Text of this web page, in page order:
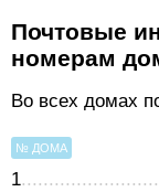
Почтовые
номерам
Во всех домах
№ ДОМА
1